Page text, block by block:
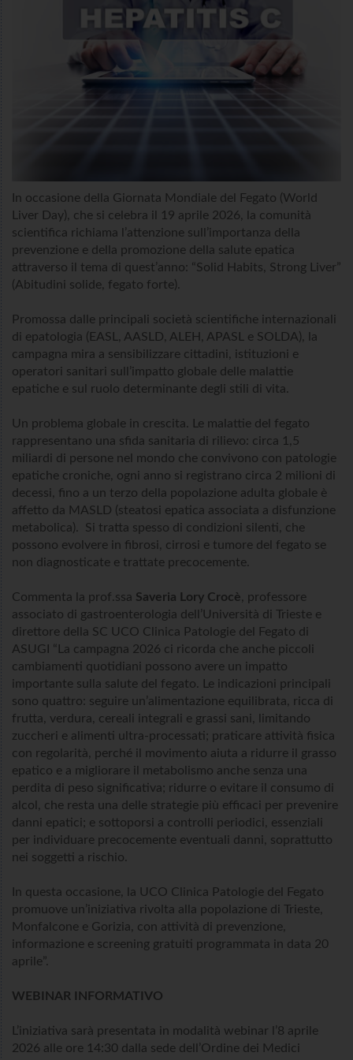
In occasione della Giornata Mondiale del Fegato (World
Liver Day), che si celebra il 19 aprile 2026, la comunità
scientifica richiama l’attenzione sull’importanza della
prevenzione e della promozione della salute epatica
attraverso il tema di quest’anno: “Solid Habits, Strong Liver”
(Abitudini solide, fegato forte).
Promossa dalle principali società scientifiche internazionali
di epatologia (EASL, AASLD, ALEH, APASL e SOLDA), la
campagna mira a sensibilizzare cittadini, istituzioni e
operatori sanitari sull’impatto globale delle malattie
epatiche e sul ruolo determinante degli stili di vita.
Un problema globale in crescita. Le malattie del fegato
rappresentano una sfida sanitaria di rilievo: circa 1,5
miliardi di persone nel mondo che convivono con patologie
epatiche croniche, ogni anno si registrano circa 2 milioni di
decessi, fino a un terzo della popolazione adulta globale è
affetto da MASLD (steatosi epatica associata a disfunzione
metabolica). Si tratta spesso di condizioni silenti, che
possono evolvere in fibrosi, cirrosi e tumore del fegato se
non diagnosticate e trattate precocemente.
Commenta la prof.ssa Saveria Lory Crocè, professore
associato di gastroenterologia dell’Università di Trieste e
direttore della SC UCO Clinica Patologie del Fegato di
ASUGI “La campagna 2026 ci ricorda che anche piccoli
cambiamenti quotidiani possono avere un impatto
importante sulla salute del fegato. Le indicazioni principali
sono quattro: seguire un’alimentazione equilibrata, ricca di
frutta, verdura, cereali integrali e grassi sani, limitando
zuccheri e alimenti ultra-processati; praticare attività fisica
con regolarità, perché il movimento aiuta a ridurre il grasso
epatico e a migliorare il metabolismo anche senza una
perdita di peso significativa; ridurre o evitare il consumo di
alcol, che resta una delle strategie più efficaci per prevenire
danni epatici; e sottoporsi a controlli periodici, essenziali
per individuare precocemente eventuali danni, soprattutto
nei soggetti a rischio.
In questa occasione, la UCO Clinica Patologie del Fegato
promuove un’iniziativa rivolta alla popolazione di Trieste,
Monfalcone e Gorizia, con attività di prevenzione,
informazione e screening gratuiti programmata in data 20
aprile”.
WEBINAR INFORMATIVO
L’iniziativa sarà presentata in modalità webinar l’8 aprile
2026 alle ore 14:30 dalla sede dell’Ordine dei Medici